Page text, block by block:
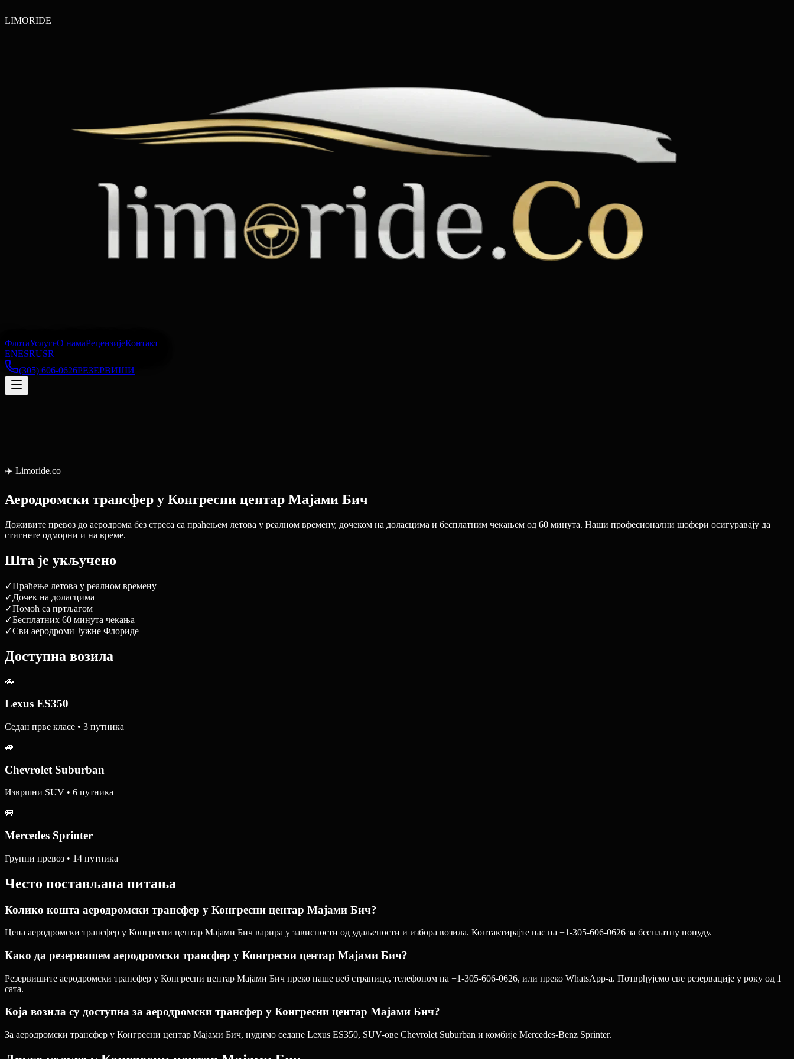
LIMORIDE
ФлотаУслугеО намаРецензијеКонтакт
ENESRUSR
(305) 606-0626РЕЗЕРВИШИ
✈️ Limoride.co
Аеродромски трансфер у Конгресни центар Мајами Бич
Доживите превоз до аеродрома без стреса са праћењем летова у реалном времену, дочеком на доласцима и бесплатним чекањем од 60 минута. Наши професионални шофери осигуравају да
стигнете одморни и на време.
Шта је укључено
✓Праћење летова у реалном времену
✓Дочек на доласцима
✓Помоћ са пртљагом
✓Бесплатних 60 минута чекања
✓Сви аеродроми Јужне Флориде
Доступна возила
🚗
Lexus ES350
Седан прве класе • 3 путника
🚙
Chevrolet Suburban
Извршни SUV • 6 путника
🚐
Mercedes Sprinter
Групни превоз • 14 путника
Често постављана питања
Колико кошта аеродромски трансфер у Конгресни центар Мајами Бич?
Цена аеродромски трансфер у Конгресни центар Мајами Бич варира у зависности од удаљености и избора возила. Контактирајте нас на +1-305-606-0626 за бесплатну понуду.
Како да резервишем аеродромски трансфер у Конгресни центар Мајами Бич?
Резервишите аеродромски трансфер у Конгресни центар Мајами Бич преко наше веб странице, телефоном на +1-305-606-0626, или преко WhatsApp-а. Потврђујемо све резервације у року од 1
сата.
Која возила су доступна за аеродромски трансфер у Конгресни центар Мајами Бич?
За аеродромски трансфер у Конгресни центар Мајами Бич, нудимо седане Lexus ES350, SUV-ове Chevrolet Suburban и комбије Mercedes-Benz Sprinter.